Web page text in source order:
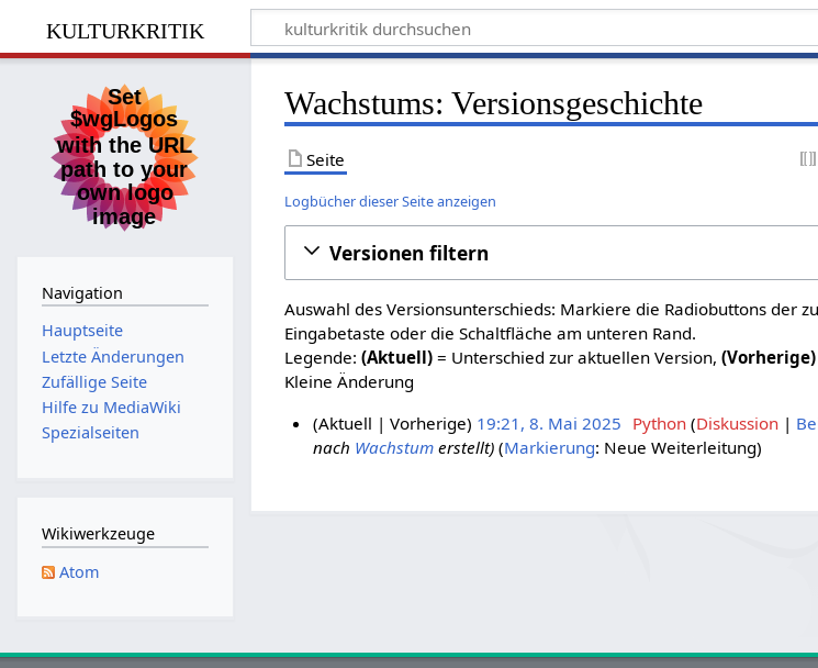
kulturkritik
Wachstums: Versionsgeschichte
Seite
Logbücher dieser Seite anzeigen
Versionen filtern
Auswahl des Versionsunterschieds: Markiere die Radiobuttons der
Eingabetaste oder die Schaltfläche am unteren Rand.
Legende:(Aktuell) = Unterschied zur aktuellen Version,(Vorherige)
Kleine Änderung
5
Aktuell Vorherige 19:21, 8. Mai 2025 Python Diskussion
nach Wachstumerstellt Markierung: Neue Weiterleitung
Navigation
Hauptseite
Letzte Änderungen
Zufällige Seite
Hilfe zu MediaWiki
Spezialseiten
Wikiwerkzeuge
Atom